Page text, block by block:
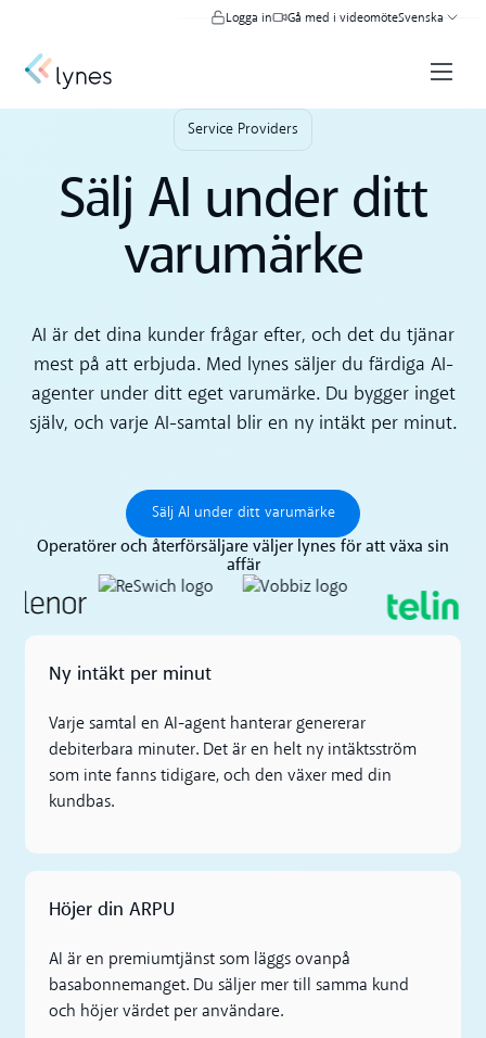
Logga in Gå med i videomöteSvenska
Service Providers
Sälj AI under ditt
varumärke
AI är det dina kunder frågar efter, och det du tjänar
mest på att erbjuda. Med lynes säljer du färdiga AI-
agenter under ditt eget varumärke. Du bygger inget
själv, och varje AI-samtal blir en ny intäkt per minut.
Sälj AI under ditt varumärke
Sälj AI under ditt varumärke
Operatörer och återförsäljare väljer lynes för att växa sin
affär
Ny intäkt per minut
Varje samtal en AI-agent hanterar genererar
debiterbara minuter. Det är en helt ny intäktsström
som inte fanns tidigare, och den växer med din
kundbas.
Höjer din ARPU
AI är en premiumtjänst som läggs ovanpå
basabonnemanget. Du säljer mer till samma kund
och höjer värdet per användare.